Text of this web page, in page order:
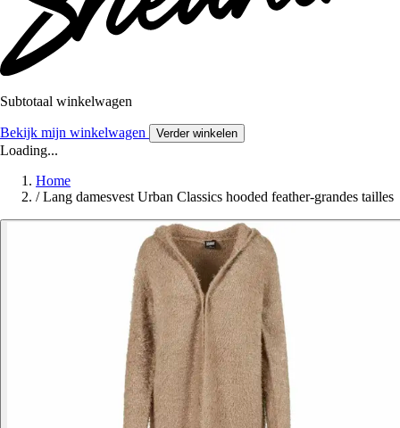
Subtotaal winkelwagen
Bekijk mijn winkelwagen Verder winkelen
Loading...
Home
/ Lang damesvest Urban Classics hooded feather-grandes tailles